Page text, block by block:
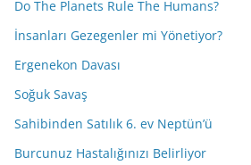
Do The Planets Rule The Humans?
İnsanları Gezegenler mi Yönetiyor?
Ergenekon Davası
Soğuk Savaş
Sahibinden Satılık 6. ev Neptün’ü
Burcunuz Hastalığınızı Belirliyor